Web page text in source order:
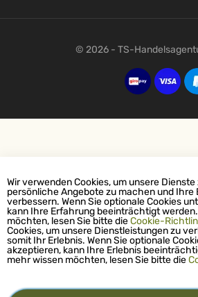
© 2026 - TS-
Wir verwenden Cookies, um unsere
persönliche Angebote zu machen und Ihre
verbessern. Wenn Sie optionale Cookies
kann Ihre Erfahrung beeinträchtigt
möchten, lesen Sie bitte dieCookie-
Cookies, um unsere Dienstleistungen zu
somit Ihr Erlebnis. Wenn Sie optionale
akzeptieren, kann Ihre Erlebnis
mehr wissen möchten, lesen Sie bitte die